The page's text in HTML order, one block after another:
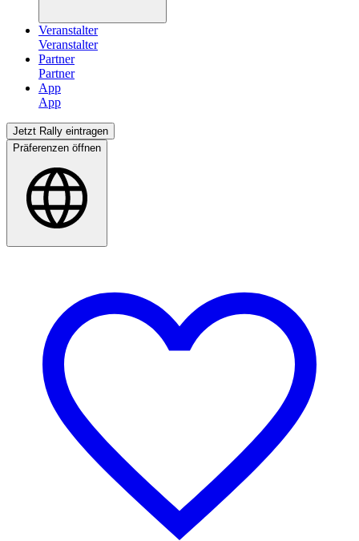
Veranstalter
Partner
App
Jetzt Rally eintragen
Präferenzen öffnen